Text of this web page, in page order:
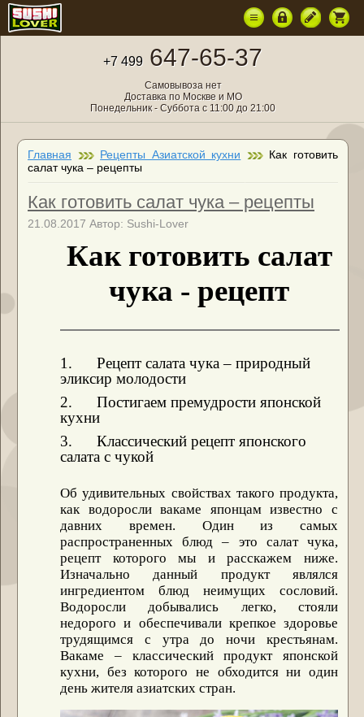
+7 499 647-65-37
Самовывоза нет
Доставка по Москве и МО
Понедельник - Суббота с 11:00 до 21:00
Главная Рецепты Азиатской кухни
Как готовить
салат чука – рецепты
Как готовить салат чука – рецепты
21.08.2017 Автор: Sushi-Lover
Как готовить салат
чука - рецепт
1. Рецепт салата чука – природный
эликсир молодости
2. Постигаем премудрости японской
кухни
3. Классический рецепт японского
салата с чукой
Об удивительных свойствах такого продукта,
как водоросли вакаме японцам известно с
давних времен. Один из самых
распространенных блюд – это
салат чука,
рецепт которого мы и расскажем ниже.
Изначально данный продукт являлся
ингредиентом блюд неимущих сословий.
Водоросли добывались легко, стояли
недорого и обеспечивали крепкое здоровье
трудящимся с утра до ночи крестьянам.
Вакаме – классический продукт японской
кухни, без которого не обходится ни один
день жителя азиатских стран.